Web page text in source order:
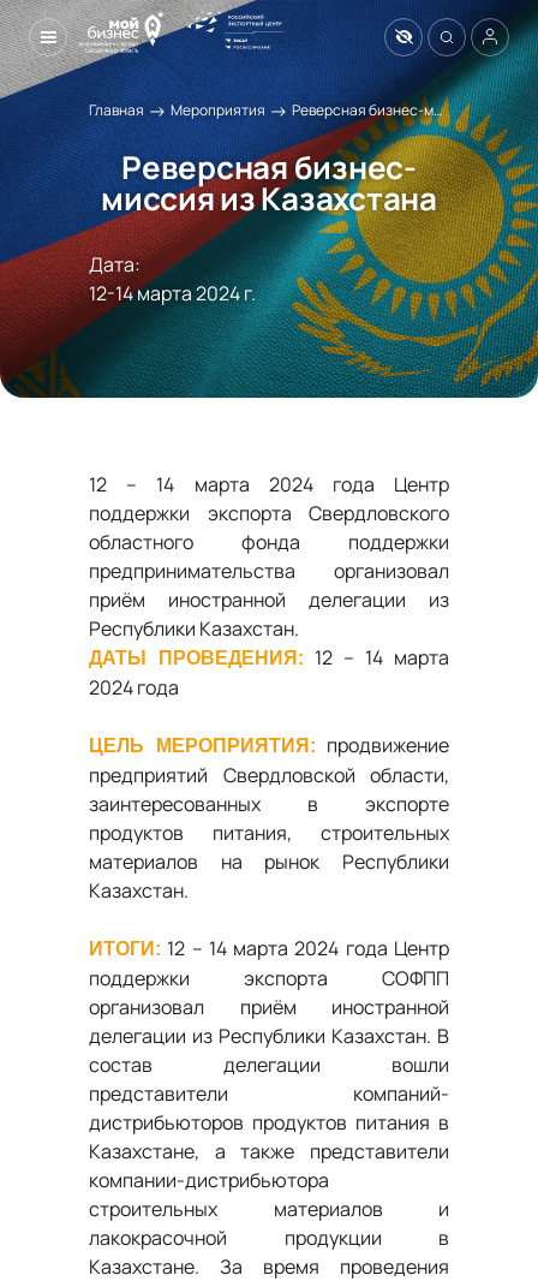
Главная→Мероприятия → Реверсная бизнес-миссия из Казахстана
Реверсная бизнес-
миссия из Казахстана
Дата:
12-14 марта 2024 г.
12 – 14 марта 2024 года Центр
поддержки экспорта Свердловского
областного фонда поддержки
предпринимательства организовал
приём иностранной делегации из
Республики Казахстан.
ДАТЫ ПРОВЕДЕНИЯ:
12 – 14 марта
2024 года
ЦЕЛЬ МЕРОПРИЯТИЯ: продвижение
предприятий Свердловской области,
заинтересованных в экспорте
продуктов питания, строительных
материалов на рынок Республики
Казахстан.
ИТОГИ: 12 – 14 марта 2024 года Центр
поддержки экспорта СОФПП
организовал приём иностранной
делегации из Республики Казахстан. В
состав делегации вошли
представители компаний-
дистрибьюторов продуктов питания в
Казахстане, а также представители
компании-дистрибьютора
строительных материалов и
лакокрасочной продукции в
Казахстане. За время проведения